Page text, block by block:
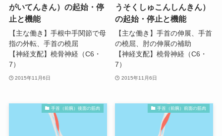
がいてんきん）の起始・停
止と機能
【主な働き】手根中手関節で母
指の外転、手首の橈屈
【神経支配】橈骨神経（C6・
7）
2015年11月6日
うそくしゅこんしんきん）
の起始・停止と機能
【主な働き】手首の伸展、手首
の橈屈、肘の伸展の補助
【神経支配】橈骨神経（C6・
7）
2015年11月6日
手首（前腕）後面の筋肉 手首（前腕）前面の筋肉